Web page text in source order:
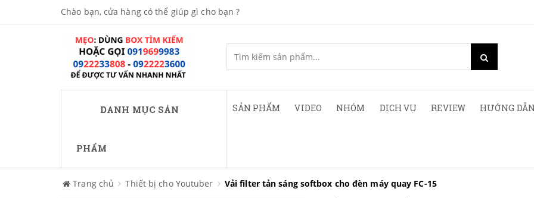
Chào bạn, cửa hàng có thể giúp gì cho bạn ?
DANH MỤC SẢN
PHẨM
SẢN PHẨM VIDEO NHÓM DỊCH VỤ REVIEW HƯỚNG
Trang chủ Thiết bị cho Youtuber Vải filter tản sáng softbox cho đèn máy quay FC-15